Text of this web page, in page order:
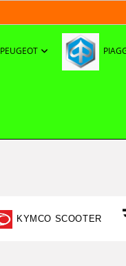
PEUGEOT
KYMCO SCOOTER